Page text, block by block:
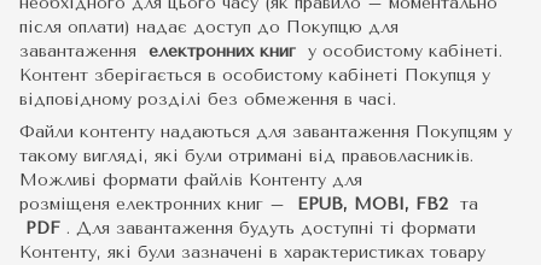
після оплати) надає доступ до Покупцю для
завантаження електронних книг у особистому кабінеті.
Контент зберігається в особистому кабінеті Покупця у
відповідному розділі без обмеження в часі.
Файли контенту надаються для завантаження Покупцям у
такому вигляді, які були отримані від правовласників.
Можливі формати файлів Контенту для
розміщеня електронних книг –
EPUB, MOBI, FB2 та
PDF . Для завантаження будуть доступні ті формати
Контенту, які були зазначені в характеристиках товару